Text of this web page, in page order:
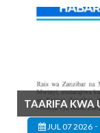
TAARIFA KWA
JUL 07 2026 -